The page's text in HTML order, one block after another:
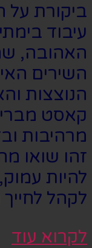
עיבוד
האהובה,
השירים
הנוצצות
קאסט
מרהיבות
זהו שואו
להיות
לקהל
לקרוא עוד